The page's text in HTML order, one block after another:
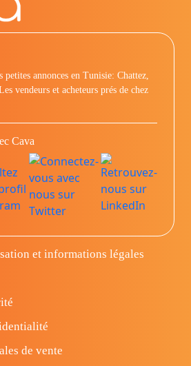
petites annonces en Tunisie: Chattez,
vendeurs et acheteurs prés de chez
Cava
et informations légales
de vente